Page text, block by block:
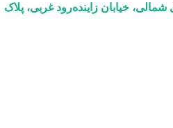
خیابان زاینده‌رود غربی، پلاک